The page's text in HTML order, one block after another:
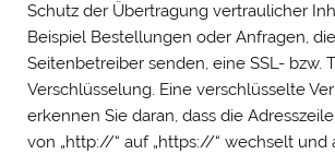
Schutz der Übertragung vertraulicher
Beispiel Bestellungen oder Anfragen,
Seitenbetreiber senden, eine SSL- bzw.
Verschlüsselung. Eine verschlüsselte
erkennen Sie daran, dass die
von „http://“ auf „https://“ wechselt und